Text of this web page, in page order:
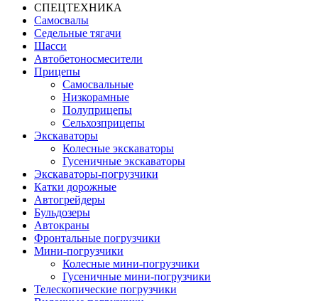
СПЕЦТЕХНИКА
Самосвалы
Седельные тягачи
Шасси
Автобетоно­смесители
Прицепы
Самосвальные
Низкорамные
Полуприцепы
Сельхозприцепы
Экскаваторы
Колесные экскаваторы
Гусеничные экскаваторы
Экскаваторы-погрузчики
Катки дорожные
Автогрейдеры
Бульдозеры
Автокраны
Фронтальные погрузчики
Мини-погрузчики
Колесные мини-погрузчики
Гусеничные мини-погрузчики
Телескопические погрузчики